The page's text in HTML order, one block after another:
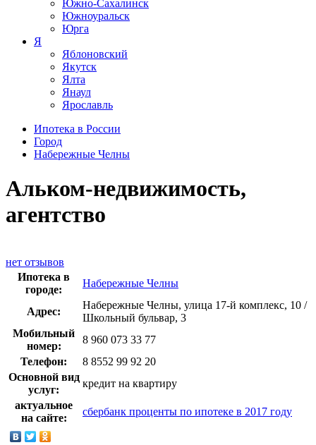
Южно-Сахалинск
Южноуральск
Юрга
Я
Яблоновский
Якутск
Ялта
Янаул
Ярославль
Ипотека в России
Город
Набережные Челны
Альком-недвижимость,
агентство
нет отзывов
Ипотека в
городе:
Набережные Челны
Адрес:
Набережные Челны, улица 17-й комплекс, 10 /
Школьный бульвар, 3
Мобильный
номер:
8 960 073 33 77
Телефон:
8 8552 99 92 20
Основной вид
услуг:
кредит на квартиру
актуальное
на сайте:
сбербанк проценты по ипотеке в 2017 году